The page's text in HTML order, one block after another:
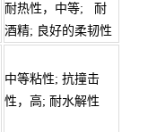
耐热性，中等; 耐
酒精; 良好的柔韧性
中等粘性; 抗撞击
性，高; 耐水解性